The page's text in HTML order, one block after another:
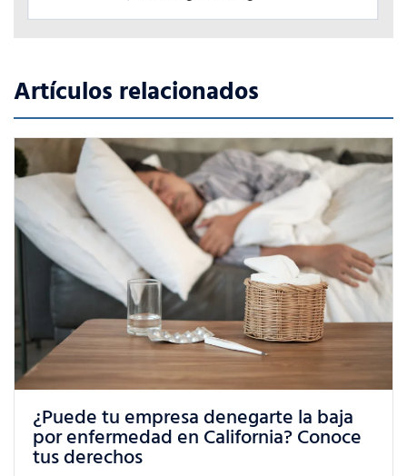
Artículos relacionados
¿Qué puedes hacer si sufres un trato
injusto en el trabajo en California?